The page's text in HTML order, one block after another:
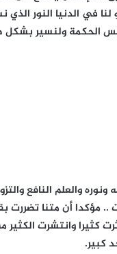
لنا في الدنيا النور
الحكمة ولنسير بشكل
والعلم النافع
.. مؤكدا أن متنا تضررت
كثيرا وانتشرت الكثير
كبير.